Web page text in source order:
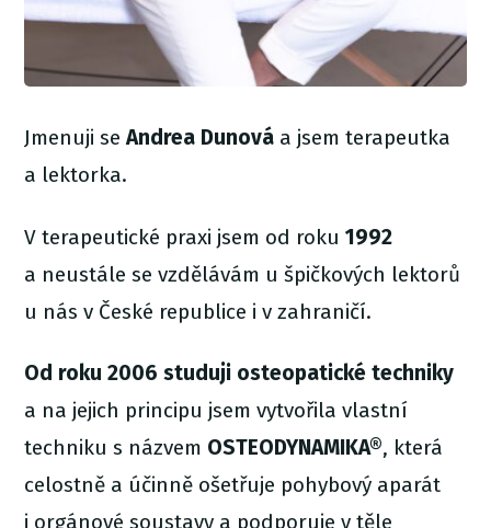
Jmenuji seAndrea Dunová a jsem terapeutka
a lektorka.
V terapeutické praxi jsem od roku1992
a neustále se vzdělávám u špičkových lektorů
u nás v České republice i v zahraničí.
Od roku 2006 studuji osteopatické techniky
a na jejich principu jsem vytvořila vlastní
techniku s názvem OSTEODYNAMIKA®, která
celostně a účinně ošetřuje pohybový aparát
i orgánové soustavy a podporuje v těle